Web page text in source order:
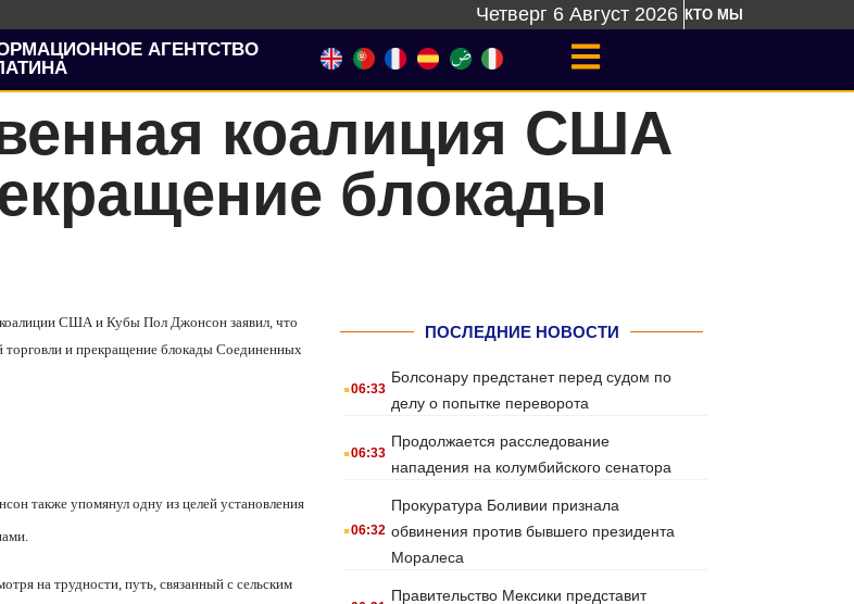
Четверг 6 Август 2026 КТО МЫ
АГЕНТСТВО
коалиция США
блокады
коалиции США и Кубы Пол Джонсон заявил, что
торговли и прекращение блокады Соединенных
также упомянул одну из целей установления
на трудности, путь, связанный с сельским
ПОСЛЕДНИЕ НОВОСТИ
.06:33
Болсонару предстанет перед судом по
делу о попытке переворота
.06:33
Продолжается расследование
нападения на колумбийского сенатора
.06:32
Прокуратура Боливии признала
обвинения против бывшего президента
Моралеса
Правительство Мексики представит